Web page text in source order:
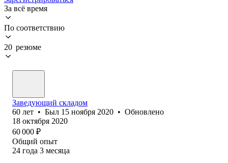
За всё время
По соответствию
20 резюме
Заведующий складом
60 лет • Был 15 ноября 2020 • Обновлено
18 октября 2020
60 000 ₽
Общий опыт
24 года 3 месяца